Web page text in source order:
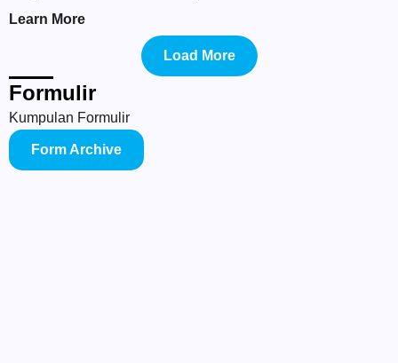
Learn More
Load More
Formulir
Kumpulan Formulir
Form Archive